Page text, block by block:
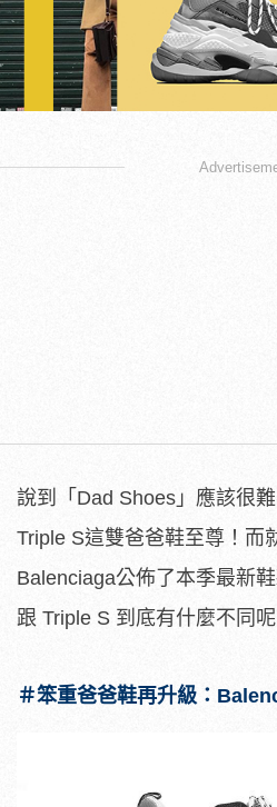
說到「Dad Shoes」應該很
Triple S這雙爸爸鞋至尊！而
Balenciaga公佈了本季最新
跟 Triple S 到底有什麼不同呢
＃笨重爸爸鞋再升級：